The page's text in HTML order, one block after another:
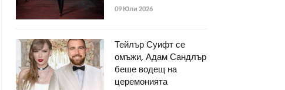
09 Юли 2026
Тейлър Суифт се
омъжи, Адам Сандлър
беше водещ на
церемонията